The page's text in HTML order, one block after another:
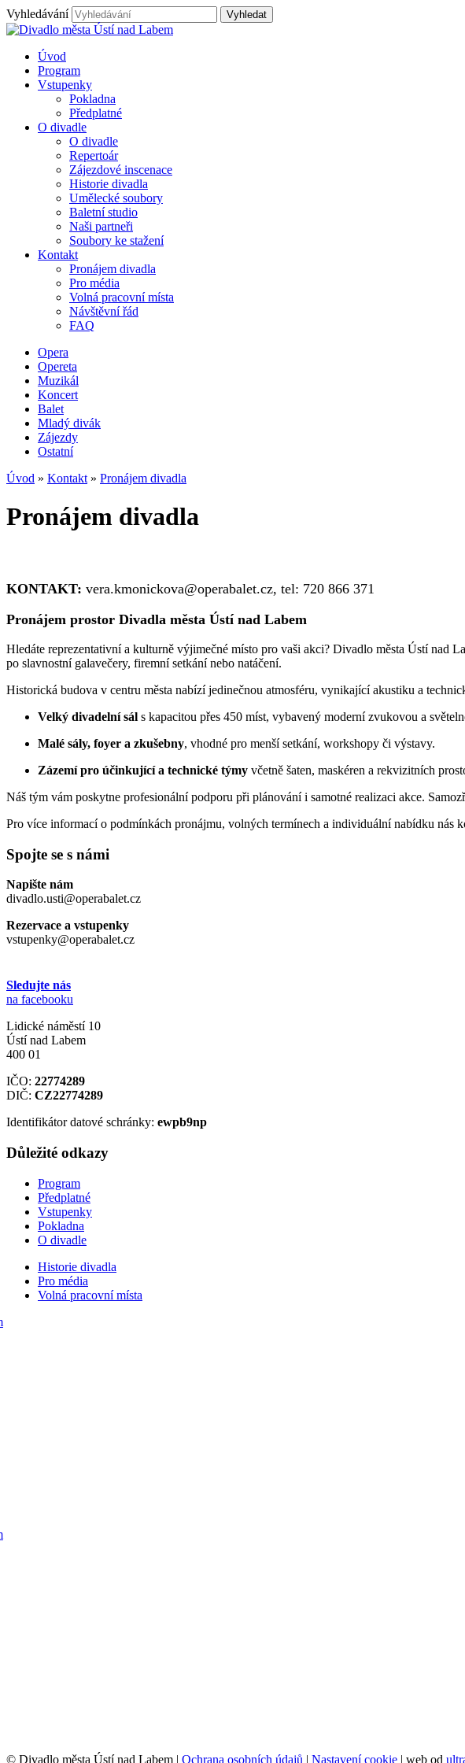
Vyhledávání
Úvod
Program
Vstupenky
Pokladna
Předplatné
O divadle
O divadle
Repertoár
Zájezdové inscenace
Historie divadla
Umělecké soubory
Baletní studio
Naši partneři
Soubory ke stažení
Kontakt
Pronájem divadla
Pro média
Volná pracovní místa
Návštěvní řád
FAQ
Opera
Opereta
Muzikál
Koncert
Balet
Mladý divák
Zájezdy
Ostatní
Úvod » Kontakt » Pronájem divadla
Pronájem divadla
KONTAKT: vera.kmonickova@operabalet.cz, tel: 720 866 371
Pronájem prostor Divadla města Ústí nad Labem
Hledáte reprezentativní a kulturně výjimečné místo pro vaši akci? Divadlo města Ústí nad
po slavnostní galavečery, firemní setkání nebo natáčení.
Historická budova v centru města nabízí jedinečnou atmosféru, vynikající akustiku a
Velký divadelní sál s kapacitou přes 450 míst, vybavený moderní zvukovou a
Malé sály, foyer a zkušebny, vhodné pro menší setkání, workshopy či výstavy.
Zázemí pro účinkující a technické týmy včetně šaten, maskéren a rekvizitních
Náš tým vám poskytne profesionální podporu při plánování i samotné realizaci akce.
Pro více informací o podmínkách pronájmu, volných termínech a individuální nabídku nás
Spojte se s námi
Napište nám
divadlo.usti@operabalet.cz
Rezervace a vstupenky
vstupenky@operabalet.cz
Sledujte nás
na facebooku
Lidické náměstí 10
Ústí nad Labem
400 01
IČO: 22774289
DIČ: CZ22774289
Identifikátor datové schránky: ewpb9np
Důležité odkazy
Program
Předplatné
Vstupenky
Pokladna
O divadle
Historie divadla
Pro média
Volná pracovní místa
© Divadlo města Ústí nad Labem | Ochrana osobních údajů | Nastavení cookie | web od